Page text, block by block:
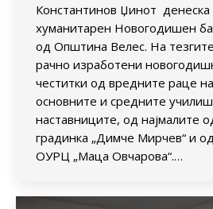
Константинов Џинот
хуманитарен Новогодишен
од Општина Велес. На
рачно изработени
честитки од вредните раце
основните и средните
наставниците, од најмалите
градинка „Димче Мирчев“ и
ОУРЦ „Маца Овчарова“.…